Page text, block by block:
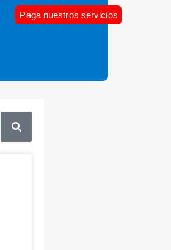
Paga nuestros servicios